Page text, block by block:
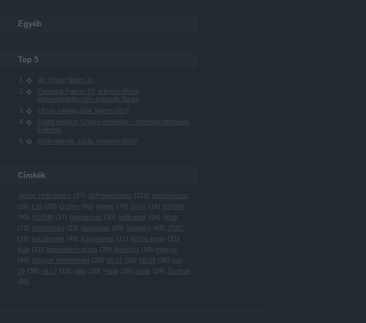
Egyéb
Top 5
Air Power News 14.
Dassault Falcon 7X, a légiszállítási
képességfejlesztés második fázisa
Ukrán válság, Dák Vipera 2014
Újabb magyar Gripen-esemény - személyi döntések
kellenek
Helikopterek: kiírás heteken belül?
Címkék
Airbus Helicopters (27) AirPowerNews ( 121 ) éleslövészet
(26 ) f 16 (20) Gripen (82) gripen (76 ) Győr ( 19) H145M
(40) H225M ( 17) Hajmáskér (39) helikopter (54) hírek
(72) honvédség (23) hungarian (29) hungary (63)
JTAC
( 15) kecskemét (45) Kecskemét (71 ) Körös-hegy (31 )
Kub
(21 ) légvédelmi rakéta (25) lövészet ( 18) magyar
(44) Magyar Honvédség (20) Mi-17 (26 ) Mi-24 (35) mig
29 (38) mi 17 ( 19) nato (20) Pápa (26 ) radar (24) Szolnok
(55)